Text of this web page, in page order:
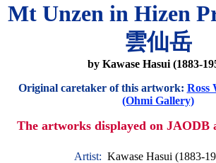
Mt Unzen in Hizen
雲仙岳
by Kawase Hasui (1883-
Original caretaker of this artwork: Ross
(Ohmi Gallery)
The artworks displayed on JAODB
Artist: Kawase Hasui (1883-